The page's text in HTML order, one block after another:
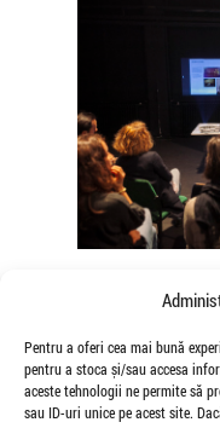
Pentru a oferi cea mai bună
pentru a stoca și/sau accesa
aceste tehnologii ne permite să
sau ID-uri unice pe acest site.
Somatice
Mădălina Dan
Niculae
de Veioza Arte